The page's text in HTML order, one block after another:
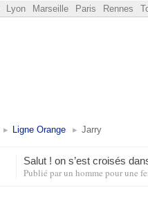
Lyon Marseille Paris Rennes
Ligne Orange Jarry
Salut ! on s’est croisés
Publié parun homme pour une